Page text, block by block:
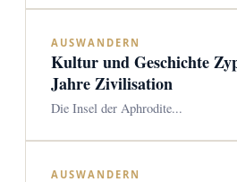
AUSWANDERN
Kultur und Geschichte
Jahre Zivilisation
Die Insel der Aphrodite...
AUSWANDERN